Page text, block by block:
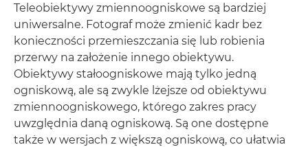
Teleobiektywy zmiennoogniskowe są bardziej
uniwersalne. Fotograf może zmienić kadr bez
konieczności przemieszczania się lub robienia
przerwy na założenie innego obiektywu.
Obiektywy stałoogniskowe mają tylko jedną
ogniskową, ale są zwykle lżejsze od obiektywu
zmiennoogniskowego, którego zakres pracy
uwzględnia daną ogniskową. Są one dostępne
także w wersjach z większą ogniskową, co ułatwia